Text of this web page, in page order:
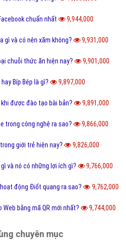
chuẩn nhất 9,944,000
gì và có nên xăm không? 9,931,000
chuỗi thức ăn hiện nay? 9,901,000
Bíp Bép là gì? 9,897,000
được đào tạo bài bản? 9,891,000
trong công nghệ ra sao? 9,866,000
giới trẻ hiện nay? 9,826,000
và nó có những lợi ích gì? 9,766,000
động Điốt quang ra sao? 9,762,000
bằng mã QR mới nhất? 9,744,000
chuyên mục